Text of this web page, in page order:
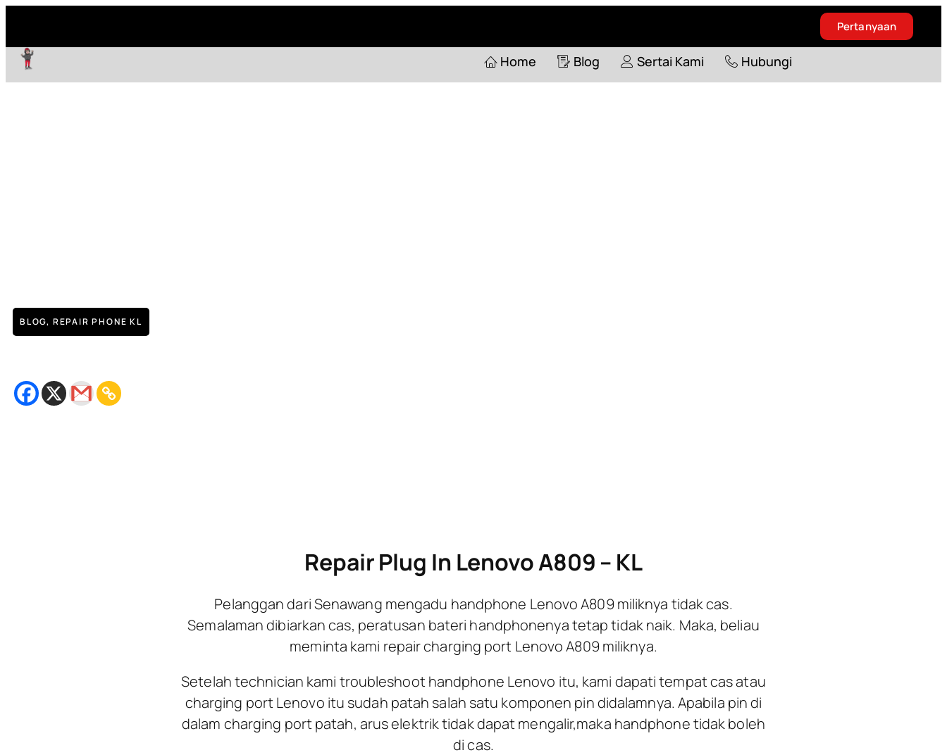
Pertanyaan
Home Blog Sertai Kami Hubungi
Pertanyaan Home Blog Sertai Kami
BLOG, REPAIR PHONE KL
Repair Plug In Lenovo A809 – KL
Pelanggan dari Senawang mengadu handphone Lenovo A809 miliknya tidak cas.
Semalaman dibiarkan cas, peratusan bateri handphonenya tetap tidak naik. Maka, beliau
meminta kami repair charging port Lenovo A809 miliknya.
Setelah technician kami troubleshoot handphone Lenovo itu, kami dapati tempat cas atau
charging port Lenovo itu sudah patah salah satu komponen pin didalamnya. Apabila pin di
dalam charging port patah, arus elektrik tidak dapat mengalir,maka handphone tidak boleh
di cas.